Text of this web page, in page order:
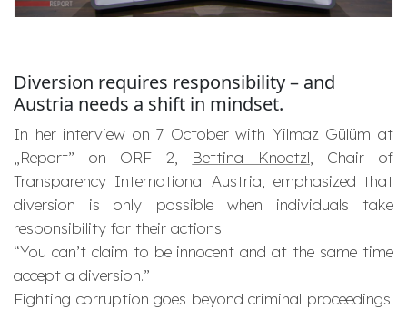
Diversion requires responsibility – and
Austria needs a shift in mindset.
In her interview on 7 October with Yilmaz Gülüm at
„Report” on ORF 2, Bettina Knoetzl , Chair of
Transparency International Austria, emphasized that
diversion is only possible when individuals take
responsibility for their actions.
“You can’t claim to be innocent and at the same time
accept a diversion.”
Fighting corruption goes beyond criminal proceedings.